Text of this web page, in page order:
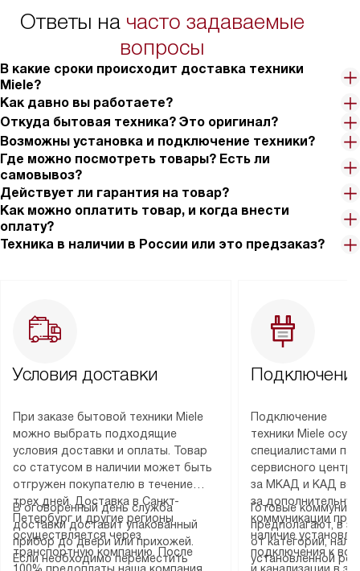
Ответы на часто задаваемые
вопросы
В какие сроки происходит доставка техники
Miele?
Как давно вы работаете?
Откуда бытовая техника? Это оригинал?
Возможны установка и подключение техники?
Где можно посмотреть товары? Есть ли
самовывоз?
Действует ли гарантия на товар?
Как можно оплатить товар, и когда внести
оплату?
Техника в наличии в России или это предзаказ?
Условия доставки
При заказе бытовой техники Miele
можно выбрать подходящие
условия доставки и оплаты. Товар
со статусом в наличии может быть
отгружен покупателю в течение
трех дней. Доставка в Санкт-
Петербург и другие регионы
осуществляется через
транспортную компанию. После
100% предоплаты наша компания
В оговоренный день служба
доставки доставит упакованный
прибор до двери или прихожей.
Если необходимо переместить
Подключение
техники Miele
специалистами
сервисного
за МКАД и КАД
за
коммуникации
наличие
подключения к
и канализации в
Готовые
предполагают, в
от категории,
установленной